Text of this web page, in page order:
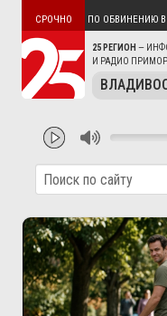
25 РЕГИОН —
И РАДИО
СРОЧНОПО ОБВИНЕНИЮ В